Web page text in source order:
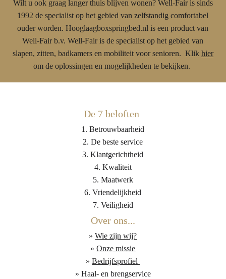
Wilt u ook graag langer thuis blijven wonen? Well-Fair is sinds
1992 de specialist op het gebied van zelfstandig comfortabel
ouder worden. Hooglaagboxspringbed.nl is een product van
Well-Fair b.v. Well-Fair is de specialist op het gebied van
slapen, zitten, badkamers en mobiliteit voor senioren. Klik hier
om de oplossingen en mogelijkheden te bekijken.
De 7 beloften
1. Betrouwbaarheid
2. De beste service
3. Klantgerichtheid
4. Kwaliteit
5. Maatwerk
6. Vriendelijkheid
7. Veiligheid
Over ons...
»Wie zijn wij?
»Onze missie
»Bedrijfsprofiel
» Haal- en brengservice